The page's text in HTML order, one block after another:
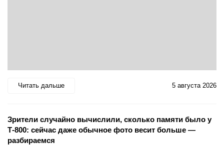
Читать дальше 5 августа 2026
Зрители случайно вычислили, сколько памяти было у
Т-800: сейчас даже обычное фото весит больше —
разбираемся